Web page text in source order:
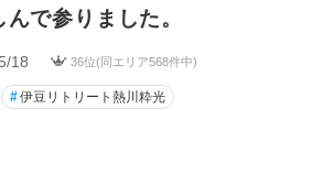
で参りました。
18 36位(同エリア568件中)
#伊豆リトリート熱川粋光